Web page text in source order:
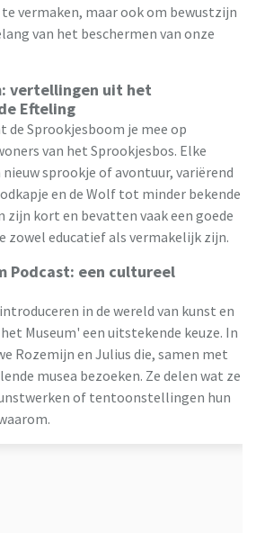
vermaken, maar ook om bewustzijn
van het beschermen van onze
vertellingen uit het
Efteling
de Sprookjesboom je mee op
van het Sprookjesbos. Elke
sprookje of avontuur, variërend
en de Wolf tot minder bekende
zijn kort en bevatten vaak een goede
zowel educatief als vermakelijk zijn.
Podcast: een cultureel
in de wereld van kunst en
Museum' een uitstekende keuze. In
Rozemijn en Julius die, samen met
musea bezoeken. Ze delen wat ze
of tentoonstellingen hun